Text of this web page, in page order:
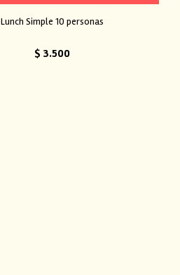
Lunch Simple 10 personas
$ 3.500